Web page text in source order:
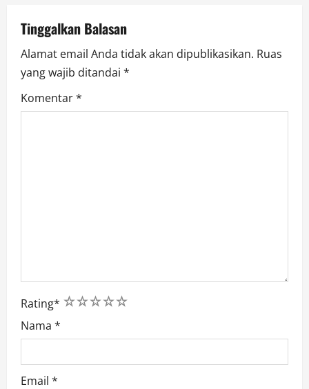
o
n
Tinggalkan Balasan
Alamat email Anda tidak akan dipublikasikan. Ruas
yang wajib ditandai *
Komentar*
Rating* 5
4
3
2
1
Nama *
Email *